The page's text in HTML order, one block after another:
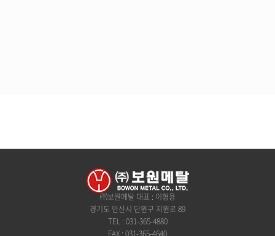
㈜보원메탈 대표 : 이형용
경기도 안산시 단원구 지원로 89
TEL : 031-365-4880
FAX : 031-365-4640